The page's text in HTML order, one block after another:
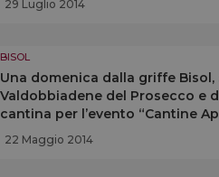
29 Luglio 2014
BISOL
Una domenica dalla griffe
Valdobbiadene del Prosecco e
cantina per l’evento “Cantine
visite e degustazioni
22 Maggio 2014